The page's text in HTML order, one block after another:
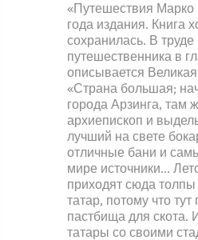
«Путешествия Марко
года издания. Книга
сохранилась. В
путешественника в
описывается
«Страна большая;
города Арзинга, там
архиепископ и
лучший на свете
отличные бани и
мире источники…
приходят сюда
татар, потому что
пастбища для скота.
татары со своими